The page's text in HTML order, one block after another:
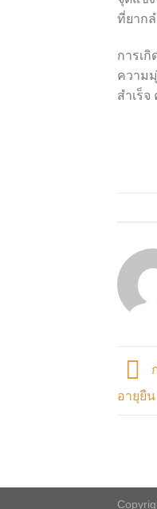
ที่ยาก
การเ
ความ
สำเร็
อายุยื